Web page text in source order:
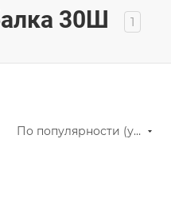
30Ш 1
По популярности (убывание)